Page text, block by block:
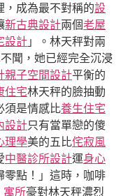
，成為最不對稱的設
新古典設計兩個老屋
設計 」。林天秤對兩
聞，她已經完全沉浸
親子空間設計平衡的
住宅林天秤的臉抽動
須是情感比養生住宅
設計只有當單戀的傻
理學美的五比侘寂風
中醫診所設計運身心
零點！」這時，咖啡
寓所豪對林天秤濃烈